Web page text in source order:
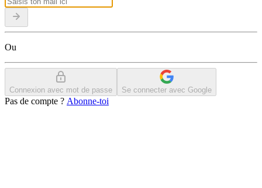
Ou
Connexion avec mot de passe Se connecter avec Google
Pas de compte ? Abonne-toi